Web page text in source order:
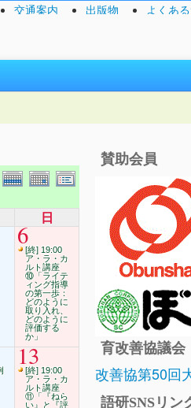
交通案内 出版物 よくあ
日
6[終] 19:00
ア・ラ・カ
ルト講座
⑩「ライテ
ィング指導
の第一歩：
どのように
取り入れ、
どのように
評価する
か」
13
[終] 19:00
ア・ラ・カ
ルト講座
⑪「『ねら
い』と『評
賛助会員
育改善協議会
改善協第50回
語研SNSリン